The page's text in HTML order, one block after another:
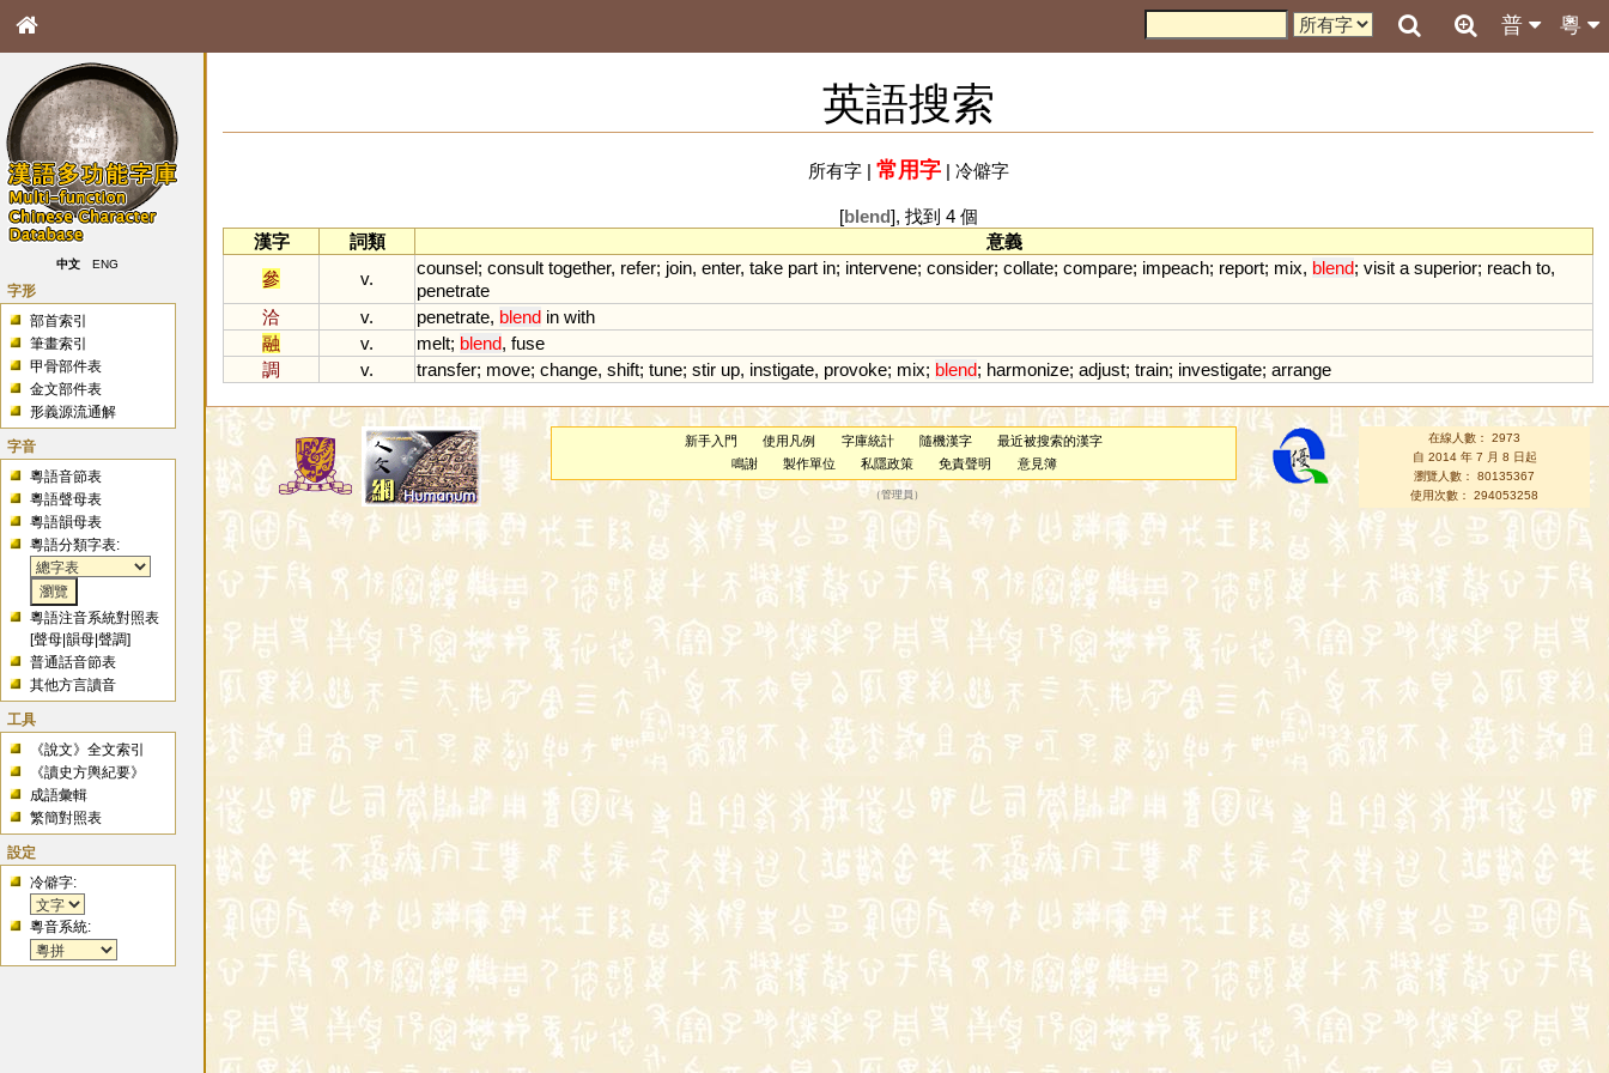
粵
普
中文 ENG
字形
部首索引
筆畫索引
甲骨部件表
金文部件表
形義源流通解
字音
粵語音節表
粵語聲母表
粵語韻母表
粵語分類字表:
粵語注音系統對照表
[聲母 |韻母 |聲調]
普通話音節表
其他方言讀音
工具
《說文》全文索引
《讀史方輿紀要》
成語彙輯
繁簡對照表
設定
冷僻字:
粵音系統:
英語搜索
所有字| 常用字| 冷僻字
[blend], 找到 4 個
漢字
詞類
意義
參
v.
counsel; consult together, refer; join, enter, take part in; intervene; consider; collate; compare; impeach; report; mix, blend; visit a superior; reach to,
penetrate
洽
v. penetrate, blend in with
融
v. melt; blend, fuse
調
v. transfer; move; change, shift; tune; stir up, instigate, provoke; mix; blend; harmonize; adjust; train; investigate; arrange
新手入門 使用凡例 字庫統計 隨機漢字
最近被搜索的漢字
鳴謝
製作單位 私隱政策 免責聲明 意見簿
（管理員 ）
在線人數： 2973
自 2014 年 7 月 8 日起
瀏覽人數： 80135367
使用次數： 294053258